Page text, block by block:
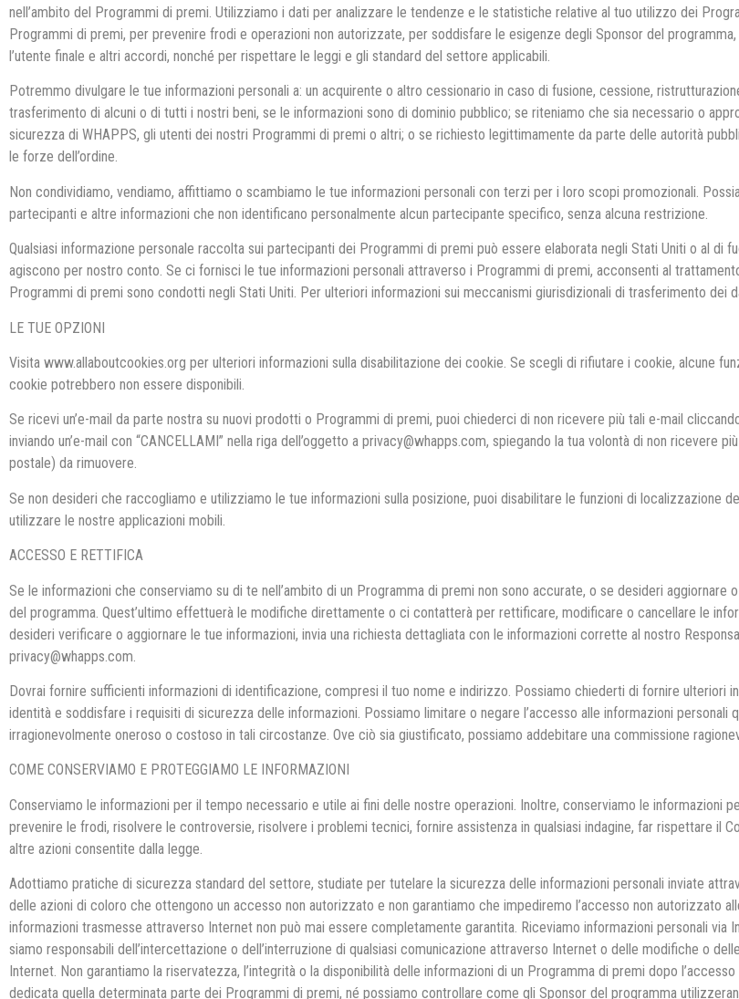
nell’ambito del Programmi di premi. Utilizziamo i dati per analizzare le tendenze e le statistiche relative al tuo utilizzo dei
Programmi di premi, per prevenire frodi e operazioni non autorizzate, per soddisfare le esigenze degli Sponsor del
l’utente finale e altri accordi, nonché per rispettare le leggi e gli standard del settore applicabili.
Potremmo divulgare le tue informazioni personali a: un acquirente o altro cessionario in caso di fusione, cessione,
trasferimento di alcuni o di tutti i nostri beni, se le informazioni sono di dominio pubblico; se riteniamo che sia necessario o
sicurezza di WHAPPS, gli utenti dei nostri Programmi di premi o altri; o se richiesto legittimamente da parte delle autorità
le forze dell’ordine.
Non condividiamo, vendiamo, affittiamo o scambiamo le tue informazioni personali con terzi per i loro scopi promozionali.
partecipanti e altre informazioni che non identificano personalmente alcun partecipante specifico, senza alcuna restrizione.
Qualsiasi informazione personale raccolta sui partecipanti dei Programmi di premi può essere elaborata negli Stati Uniti o al di
agiscono per nostro conto. Se ci fornisci le tue informazioni personali attraverso i Programmi di premi, acconsenti al
Programmi di premi sono condotti negli Stati Uniti. Per ulteriori informazioni sui meccanismi giurisdizionali di trasferimento dei
LE TUE OPZIONI
Visita www.allaboutcookies.org per ulteriori informazioni sulla disabilitazione dei cookie. Se scegli di rifiutare i cookie, alcune
cookie potrebbero non essere disponibili.
Se ricevi un’e-mail da parte nostra su nuovi prodotti o Programmi di premi, puoi chiederci di non ricevere più tali e-mail cliccando
inviando un’e-mail con “CANCELLAMI” nella riga dell’oggetto a privacy@whapps.com, spiegando la tua volontà di non ricevere
postale) da rimuovere.
Se non desideri che raccogliamo e utilizziamo le tue informazioni sulla posizione, puoi disabilitare le funzioni di localizzazione
utilizzare le nostre applicazioni mobili.
ACCESSO E RETTIFICA
Se le informazioni che conserviamo su di te nell’ambito di un Programma di premi non sono accurate, o se desideri
del programma. Quest’ultimo effettuerà le modifiche direttamente o ci contatterà per rettificare, modificare o cancellare le
desideri verificare o aggiornare le tue informazioni, invia una richiesta dettagliata con le informazioni corrette al nostro
privacy@whapps.com.
Dovrai fornire sufficienti informazioni di identificazione, compresi il tuo nome e indirizzo. Possiamo chiederti di fornire ulteriori
identità e soddisfare i requisiti di sicurezza delle informazioni. Possiamo limitare o negare l’accesso alle informazioni personali
irragionevolmente oneroso o costoso in tali circostanze. Ove ciò sia giustificato, possiamo addebitare una commissione
COME CONSERVIAMO E PROTEGGIAMO LE INFORMAZIONI
Conserviamo le informazioni per il tempo necessario e utile ai fini delle nostre operazioni. Inoltre, conserviamo le informazioni
prevenire le frodi, risolvere le controversie, risolvere i problemi tecnici, fornire assistenza in qualsiasi indagine, far rispettare il
altre azioni consentite dalla legge.
Adottiamo pratiche di sicurezza standard del settore, studiate per tutelare la sicurezza delle informazioni personali inviate
delle azioni di coloro che ottengono un accesso non autorizzato e non garantiamo che impediremo l’accesso non autorizzato
informazioni trasmesse attraverso Internet non può mai essere completamente garantita. Riceviamo informazioni personali via
siamo responsabili dell’intercettazione o dell’interruzione di qualsiasi comunicazione attraverso Internet o delle modifiche o
Internet. Non garantiamo la riservatezza, l’integrità o la disponibilità delle informazioni di un Programma di premi dopo
dedicata quella determinata parte dei Programmi di premi, né possiamo controllare come gli Sponsor del programma